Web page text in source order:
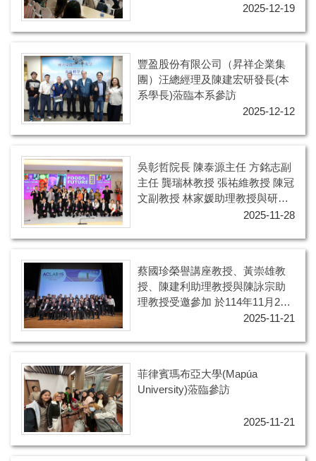
2025-12-19
豐盈股份有限公司（昇祥企業集
團）汪總經理及陳建宏研發長(本
系學長)蒞臨本系參訪
2025-12-12
吳彰哲院長 陳泰源主任 方銘志副
主任 龔瑞林教授 張祐維教授 陳冠
文副教授 林家媛助理教授與研究
生參加台灣食品科學技術學會第
2025-11-28
蔡國珍榮譽講座教授、黃崇雄教
授、陳建利助理教授與陳詠宗助
理教授受邀參加 於114年11月21
日在台北舉辦之第十五屆亞洲乳
2025-11-21
菲律賓瑪布亞大學(Mapúa
University)蒞臨參訪
2025-11-21